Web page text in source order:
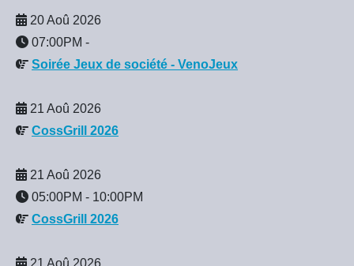
20 Aoû 2026
07:00PM -
Soirée Jeux de société - VenoJeux
21 Aoû 2026
CossGrill 2026
21 Aoû 2026
05:00PM - 10:00PM
CossGrill 2026